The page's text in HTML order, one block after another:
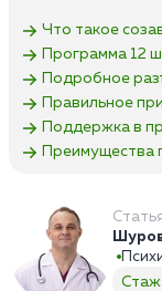
Что такое
Программа 12
Подробное
Правильное
Поддержка в
Преимущества